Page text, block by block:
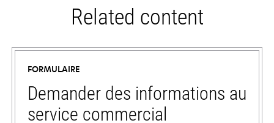
Related content
FORMULAIRE
Demander des informations au
service commercial